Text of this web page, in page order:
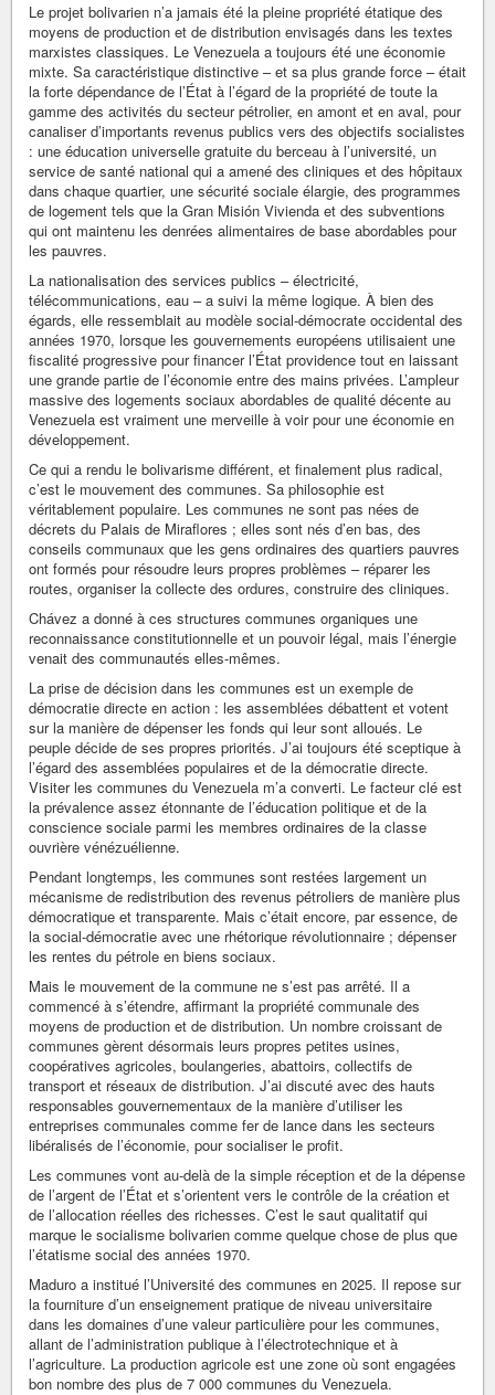
Le projet bolivarien n’a jamais été la pleine propriété étatique des
moyens de production et de distribution envisagés dans les textes
marxistes classiques. Le Venezuela a toujours été une économie
mixte. Sa caractéristique distinctive – et sa plus grande force – était
la forte dépendance de l’État à l’égard de la propriété de toute la
gamme des activités du secteur pétrolier, en amont et en aval, pour
canaliser d’importants revenus publics vers des objectifs socialistes
: une éducation universelle gratuite du berceau à l’université, un
service de santé national qui a amené des cliniques et des hôpitaux
dans chaque quartier, une sécurité sociale élargie, des programmes
de logement tels que la Gran Misión Vivienda et des subventions
qui ont maintenu les denrées alimentaires de base abordables pour
les pauvres.
La nationalisation des services publics – électricité,
télécommunications, eau – a suivi la même logique. À bien des
égards, elle ressemblait au modèle social-démocrate occidental des
années 1970, lorsque les gouvernements européens utilisaient une
fiscalité progressive pour financer l’État providence tout en laissant
une grande partie de l’économie entre des mains privées. L’ampleur
massive des logements sociaux abordables de qualité décente au
Venezuela est vraiment une merveille à voir pour une économie en
développement.
Ce qui a rendu le bolivarisme différent, et finalement plus radical,
c’est le mouvement des communes. Sa philosophie est
véritablement populaire. Les communes ne sont pas nées de
décrets du Palais de Miraflores ; elles sont nés d’en bas, des
conseils communaux que les gens ordinaires des quartiers pauvres
ont formés pour résoudre leurs propres problèmes – réparer les
routes, organiser la collecte des ordures, construire des cliniques.
Chávez a donné à ces structures communes organiques une
reconnaissance constitutionnelle et un pouvoir légal, mais l’énergie
venait des communautés elles-mêmes.
La prise de décision dans les communes est un exemple de
démocratie directe en action : les assemblées débattent et votent
sur la manière de dépenser les fonds qui leur sont alloués. Le
peuple décide de ses propres priorités. J’ai toujours été sceptique à
l’égard des assemblées populaires et de la démocratie directe.
Visiter les communes du Venezuela m’a converti. Le facteur clé est
la prévalence assez étonnante de l’éducation politique et de la
conscience sociale parmi les membres ordinaires de la classe
ouvrière vénézuélienne.
Pendant longtemps, les communes sont restées largement un
mécanisme de redistribution des revenus pétroliers de manière plus
démocratique et transparente. Mais c’était encore, par essence, de
la social-démocratie avec une rhétorique révolutionnaire ; dépenser
les rentes du pétrole en biens sociaux.
Mais le mouvement de la commune ne s’est pas arrêté. Il a
commencé à s’étendre, affirmant la propriété communale des
moyens de production et de distribution. Un nombre croissant de
communes gèrent désormais leurs propres petites usines,
coopératives agricoles, boulangeries, abattoirs, collectifs de
transport et réseaux de distribution. J’ai discuté avec des hauts
responsables gouvernementaux de la manière d’utiliser les
entreprises communales comme fer de lance dans les secteurs
libéralisés de l’économie, pour socialiser le profit.
Les communes vont au-delà de la simple réception et de la dépense
de l’argent de l’État et s’orientent vers le contrôle de la création et
de l’allocation réelles des richesses. C’est le saut qualitatif qui
marque le socialisme bolivarien comme quelque chose de plus que
l’étatisme social des années 1970.
Maduro a institué l’Université des communes en 2025. Il repose sur
la fourniture d’un enseignement pratique de niveau universitaire
dans les domaines d’une valeur particulière pour les communes,
allant de l’administration publique à l’électrotechnique et à
l’agriculture. La production agricole est une zone où sont engagées
bon nombre des plus de 7 000 communes du Venezuela.